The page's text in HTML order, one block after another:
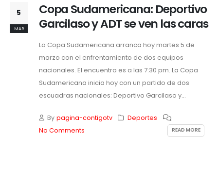
5
MAR
Copa Sudamericana: Deportivo
Garcilaso y ADT se ven las caras
La Copa Sudamericana arranca hoy martes 5 de
marzo con el enfrentamiento de dos equipos
nacionales. El encuentro es a las 7:30 pm. La Copa
Sudamericana inicia hoy con un partido de dos
escuadras nacionales: Deportivo Garcilaso y...
By pagina-contigotv
Deportes
No Comments
READ MORE